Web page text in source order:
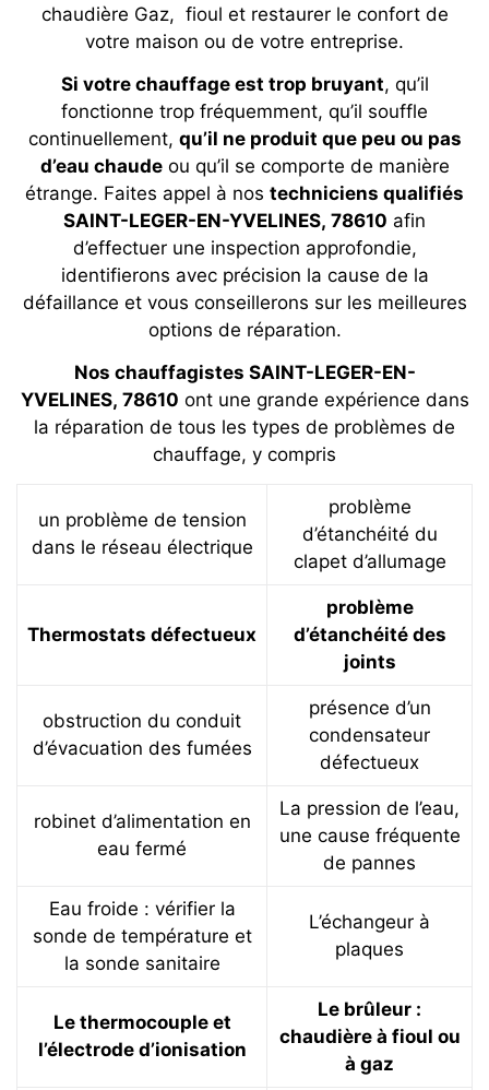
chaudière Gaz, fioul et restaurer le confort de
votre maison ou de votre entreprise.
Si votre chauffage est trop bruyant, qu’il
fonctionne trop fréquemment, qu’il souffle
continuellement, qu’il ne produit que peu ou pas
d’eau chaudeou qu’il se comporte de manière
étrange. Faites appel à nos techniciens qualifiés
SAINT-LEGER-EN-YVELINES, 78610 afin
d’effectuer une inspection approfondie,
identifierons avec précision la cause de la
défaillance et vous conseillerons sur les meilleures
options de réparation.
Nos chauffagistes SAINT-LEGER-EN-
YVELINES, 78610 ont une grande expérience dans
la réparation de tous les types de problèmes de
chauffage, y compris
un problème de tension
dans le réseau électrique
problème
d’étanchéité du
clapet d’allumage
Thermostats défectueux
problème
d’étanchéité des
joints
obstruction du conduit
d’évacuation des fumées
présence d’un
condensateur
défectueux
robinet d’alimentation en
eau fermé
La pression de l’eau,
une cause fréquente
de pannes
Eau froide : vérifier la
sonde de température et
la sonde sanitaire
L’échangeur à
plaques
Le thermocouple et
l’électrode d’ionisation
Le brûleur :
chaudière à fioul ou
à gaz